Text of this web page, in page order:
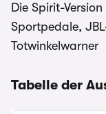
Die Spirit-
Sportpedale,
Totwinkelwarner
Tabelle der